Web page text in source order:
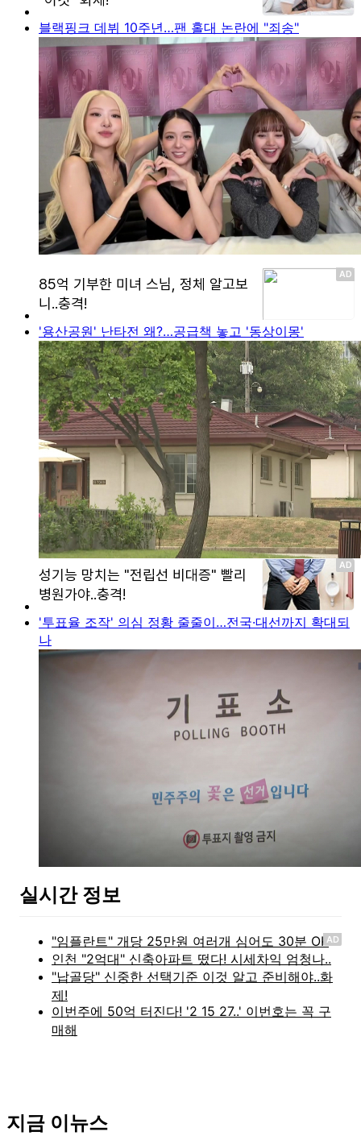
블랙핑크 데뷔 10주년…팬 홀대 논란에 "죄송"
'용산공원' 난타전 왜?…공급책 놓고 '동상이몽'
'투표율 조작' 의심 정황 줄줄이…전국·대선까지 확대되
나
실시간 정보
AD
지금 이뉴스